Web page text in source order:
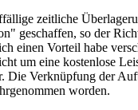
zeitliche
geschaffen, so der
einen Vorteil habe
um eine kostenlose
Die Verknüpfung der
worden.